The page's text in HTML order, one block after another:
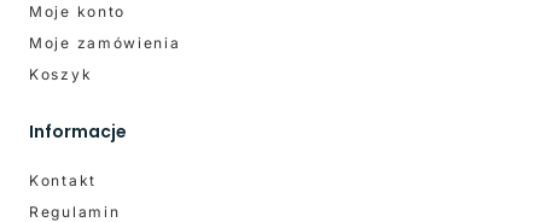
Moje konto
Moje zamówienia
Koszyk
Informacje
Kontakt
Regulamin